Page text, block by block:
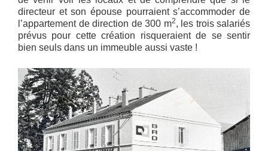
directeur et son épouse pourraient s’accommoder de
l’appartement de direction de 300 m2, les trois salariés
prévus pour cette création risqueraient de se sentir
bien seuls dans un immeuble aussi vaste !